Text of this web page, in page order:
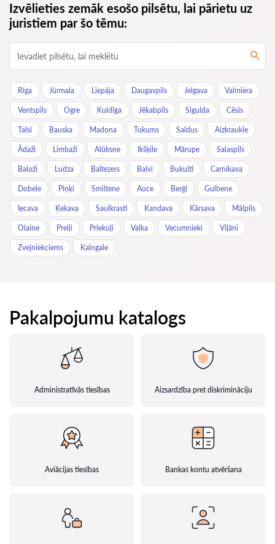
Izvēlieties zemāk esošo pilsētu, lai pārietu uz
juristiem par šo tēmu:
Rīga Jūrmala Liepāja Daugavpils Jelgava Valmiera
Ventspils Ogre Kuldīga Jēkabpils Sigulda Cēsis
Talsi Bauska Madona Tukums Saldus Aizkraukle
Ādaži Limbaži Alūksne Ikšķile Mārupe Salaspils
Baloži Ludza Baltezers Balvi Bukulti Carnikava
Dobele Piņķi Smiltene Auce Berģi Gulbene
Iecava Ķekava Saulkrasti Kandava Kārsava Mālpils
Olaine Preiļi Priekuļi Valka Vecumnieki Viļāni
Zvejniekciems Kalngale
Pakalpojumu katalogs
Administratīvās tiesības Aizsardzība pret diskrimināciju
Aviācijas tiesības Bankas kontu atvēršana